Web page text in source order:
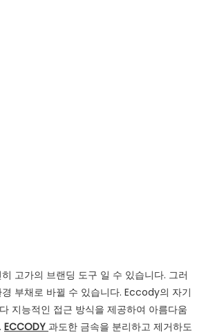
고가의 브랜딩 도구 일 수 있습니다. 그러
부채로 바뀔 수 있습니다. Eccody의 자기
지능적인 접근 방식을 제공하여 아름다움
ECCODY 과도한 금속을 분리하고 제거하도